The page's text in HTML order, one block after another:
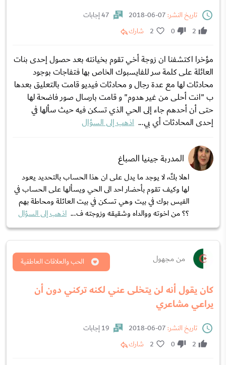
تاريخ النشر:
47 إجابات
2
0
2 شارك
مؤخرا اكتشفنا ان زوجة أخي تقوم بخيانته بعد حصول إحدى بنات
العائلة على كلمة سر للفايسبوك الخاص بها فتفاجات بوجود
محادثات لها مع عدة رجال و محادثات فيديو قامت بالتعليق بعدها
ب "انت أحلى من غير هدوم" و قامت بارسال صور فاضحة لها
حتى أن أحدهم جاء إلى الحي الذي تسكن فيه حيث سألها في
إحدى المحادثات أي بي... اذهب إلى السؤال
المدربة جينيا الصباغ
اهلا بكً، لا يوجد ما يدل على ان هذا الحساب بالتحديد يعود
لها وكيف تقوم بأحضار احد الى الحي ويسألها على الحساب في
الفيس بوك في بيت وهي تسكن في بيت العائلة ومحاطة بهم
؟؟ من اخوته ووالداه وشقيقه وزوجته ف... اذهب إلى السؤال
من مجهول
كان يقول أنه لن يتخلى عني لكنه تركني دون أن
يراعي مشاعري
الحب والعلاقات العاطفية
تاريخ النشر:
19 إجابات
2
0
2 شارك